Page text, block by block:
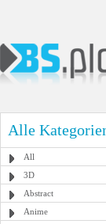
Alle
All
3D
Abstract
Anime